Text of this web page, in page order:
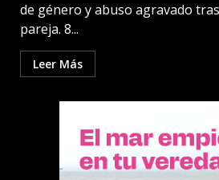
de género y abuso agravado
pareja. 8...
Leer Más